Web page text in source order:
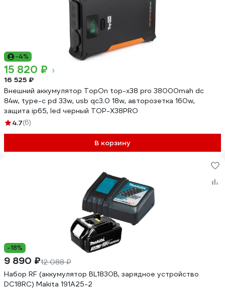
-4%
15 820 ₽
16 525 ₽
Внешний аккумулятор TopOn top-x38 pro 38000mah dc
84w, type-c pd 33w, usb qc3.0 18w, авторозетка 160w,
защита ip65, led черный TOP-X38PRO
4.7(6)
В корзину
-18%
9 890 ₽12 088 ₽
Набор RF (аккумулятор BL1830B, зарядное устройство
DC18RC) Makita 191A25-2